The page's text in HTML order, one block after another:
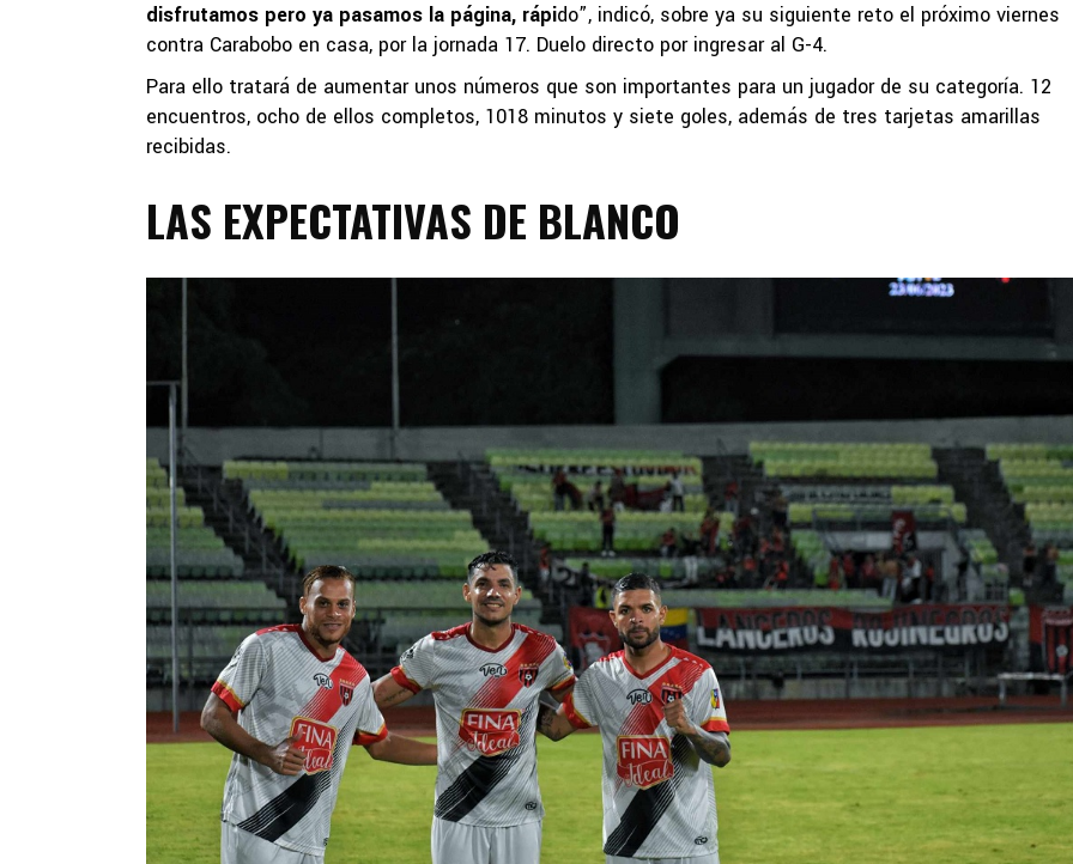
disfrutamos pero ya pasamos la página, rápido”, indicó, sobre ya su siguiente reto el próximo viernes
contra Carabobo en casa, por la jornada 17. Duelo directo por ingresar al G-4.
Para ello tratará de aumentar unos números que son importantes para un jugador de su categoría. 12
encuentros, ocho de ellos completos, 1018 minutos y siete goles, además de tres tarjetas amarillas
recibidas.
LAS EXPECTATIVAS DE BLANCO